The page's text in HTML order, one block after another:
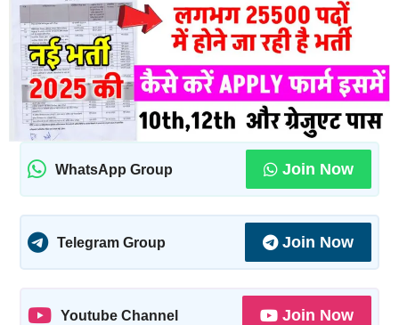
WhatsApp Group Join Now
Telegram Group Join Now
Youtube Channel Join Now